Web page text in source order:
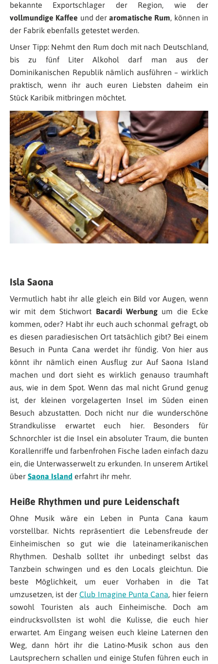
bekannte Exportschlager der Region, wie der
vollmundige Kaffee und deraromatische Rum, können in
der Fabrik ebenfalls getestet werden.
Unser Tipp: Nehmt den Rum doch mit nach Deutschland,
bis zu fünf Liter Alkohol darf man aus der
Dominikanischen Republik nämlich ausführen – wirklich
praktisch, wenn ihr auch euren Liebsten daheim ein
Stück Karibik mitbringen möchtet.
Isla Saona
Vermutlich habt ihr alle gleich ein Bild vor Augen, wenn
wir mit dem Stichwort Bacardi Werbung um die Ecke
kommen, oder? Habt ihr euch auch schonmal gefragt, ob
es diesen paradiesischen Ort tatsächlich gibt? Bei einem
Besuch in Punta Cana werdet ihr fündig. Von hier aus
könnt ihr nämlich einen Ausflug zur Auf Saona Island
machen und dort sieht es wirklich genauso traumhaft
aus, wie in dem Spot. Wenn das mal nicht Grund genug
ist, der kleinen vorgelagerten Insel im Süden einen
Besuch abzustatten. Doch nicht nur die wunderschöne
Strandkulisse erwartet euch hier. Besonders für
Schnorchler ist die Insel ein absoluter Traum, die bunten
Korallenriffe und farbenfrohen Fische laden einfach dazu
ein, die Unterwasserwelt zu erkunden. In unserem Artikel
über Saona Island erfahrt ihr mehr.
Heiße Rhythmen und pure Leidenschaft
Ohne Musik wäre ein Leben in Punta Cana kaum
vorstellbar. Nichts repräsentiert die Lebensfreude der
Einheimischen so gut wie die lateinamerikanischen
Rhythmen. Deshalb solltet ihr unbedingt selbst das
Tanzbein schwingen und es den Locals gleichtun. Die
beste Möglichkeit, um euer Vorhaben in die Tat
umzusetzen, ist der Club Imagine Punta Cana, hier feiern
sowohl Touristen als auch Einheimische. Doch am
eindrucksvollsten ist wohl die Kulisse, die euch hier
erwartet. Am Eingang weisen euch kleine Laternen den
Weg, dann hört ihr die Latino-Musik schon aus den
Lautsprechern schallen und einige Stufen führen euch in